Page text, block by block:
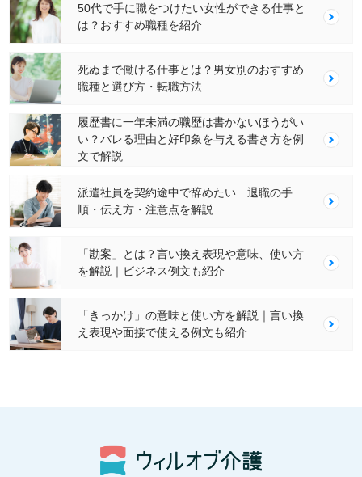
50代で手に職をつけたい女性ができる仕事と
は？おすすめ職種を紹介
死ぬまで働ける仕事とは？男女別のおすすめ
職種と選び方・転職方法
履歴書に一年未満の職歴は書かないほうがい
い？バレる理由と好印象を与える書き方を例
文で解説
派遣社員を契約途中で辞めたい…退職の手
順・伝え方・注意点を解説
「勘案」とは？言い換え表現や意味、使い方
を解説｜ビジネス例文も紹介
「きっかけ」の意味と使い方を解説｜言い換
え表現や面接で使える例文も紹介